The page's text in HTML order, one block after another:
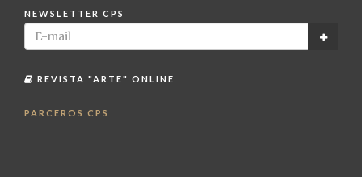
NEWSLETTER CPS
REVISTA "ARTE" ONLINE
PARCEROS CPS